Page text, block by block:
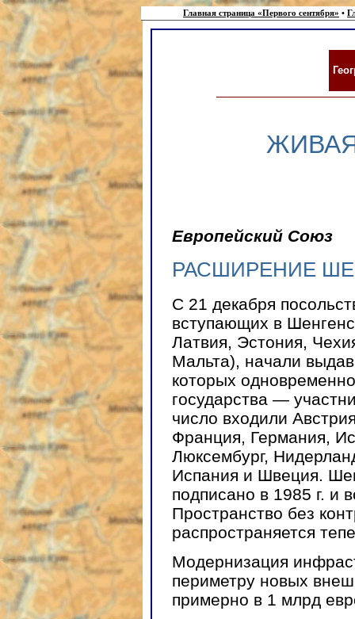
Главная страница «Первого сентября» •
Европейский Союз
РАСШИРЕНИЕ
С 21 декабря
вступающих в
Латвия, Эстония,
Мальта), начали
которых
государства —
число входили
Франция, Германия,
Люксембург,
Испания и Швеция.
подписано в 1985 г. и
Пространство без
распространяется
Модернизация
периметру новых
примерно в 1 млрд